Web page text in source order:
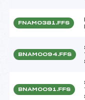
FNAM0381.FFS
BNAM0094.FFS
BNAM0091.FFS